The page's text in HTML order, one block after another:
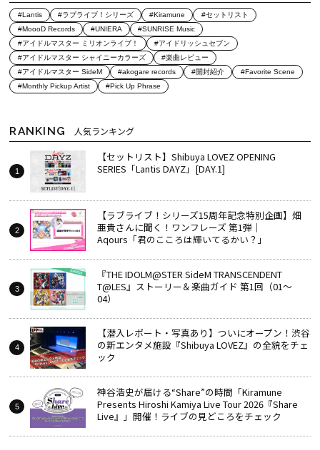
#Lantis #ラブライブ！シリーズ #Kiramune
#セットリスト
#MoooD Records
#UNIERA
#SUNRISE Music
#アイドルマスター ミリオンライブ！
#アイドリッシュセブン
#アイドルマスター シャイニーカラーズ
#楽曲レビュー
#アイドルマスター SideM
#akogare records #開封紹介
#Favorite Scene
#Monthly Pickup Artist
#Pick Up Phrase
RANKING 人気ランキング
【セットリスト】Shibuya LOVEZ OPENING
SERIES「Lantis DAYZ」[DAY.1]
【ラブライブ！シリーズ15周年記念特別企画】畑
亜貴さんに聞く！ワンフレーズ 第1弾｜
Aqours「君のこころは輝いてるかい？」
『THE IDOLM@STER SideM TRANSCENDENT
T@LES』ストーリー＆楽曲ガイド 第1回（01～
04）
【潜入レポート・写真あり】ついにオープン！渋谷
の新エンタメ施設『Shibuya LOVEZ』の全貌をチェ
ック
神谷浩史が届ける“Share”の時間――「Kiramune
Presents Hiroshi Kamiya Live Tour 2026『Share
Live』」開催！ライブの見どころをチェック